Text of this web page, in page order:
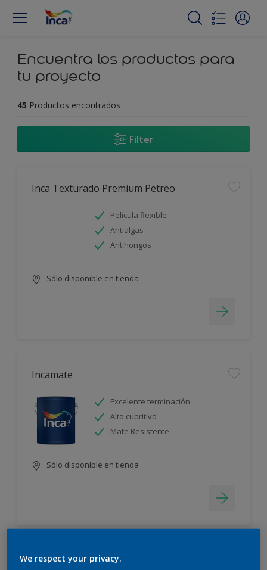
Encuentra los productos para
tu proyecto
45 Productos encontrados
Filter
Inca Texturado Premium Petreo
Película flexible
Antialgas
Antihongos
Sólo disponible en tienda
Incamate
Excelente terminación
Alto cubritivo
Mate Resistente
Sólo disponible en tienda
Incalex Toque Sublime Design Mate
We respect your privacy.